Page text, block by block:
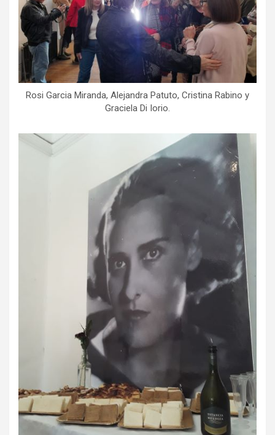
Rosi Garcia Miranda, Alejandra Patuto, Cristina Rabino y
Graciela Di Iorio.